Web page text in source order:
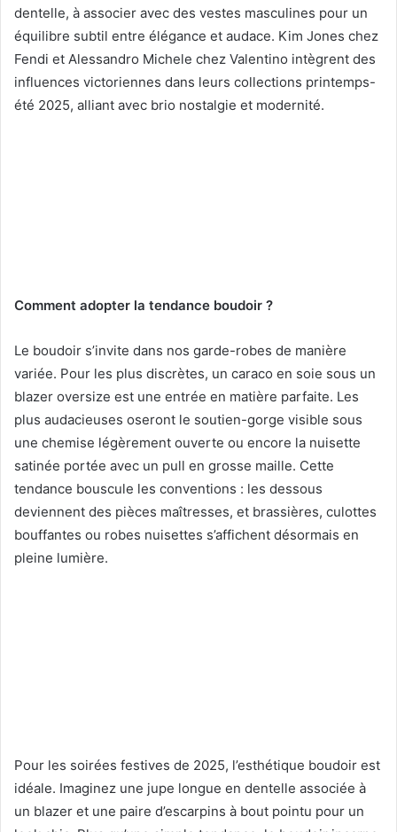
dentelle, à associer avec des vestes masculines pour un
équilibre subtil entre élégance et audace. Kim Jones chez
Fendi et Alessandro Michele chez Valentino intègrent des
influences victoriennes dans leurs collections printemps-
été 2025, alliant avec brio nostalgie et modernité.
Comment adopter la tendance boudoir ?
Le boudoir s’invite dans nos garde-robes de manière
variée. Pour les plus discrètes, un caraco en soie sous un
blazer oversize est une entrée en matière parfaite. Les
plus audacieuses oseront le soutien-gorge visible sous
une chemise légèrement ouverte ou encore la nuisette
satinée portée avec un pull en grosse maille. Cette
tendance bouscule les conventions : les dessous
deviennent des pièces maîtresses, et brassières, culottes
bouffantes ou robes nuisettes s’affichent désormais en
pleine lumière.
Pour les soirées festives de 2025, l’esthétique boudoir est
idéale. Imaginez une jupe longue en dentelle associée à
un blazer et une paire d’escarpins à bout pointu pour un